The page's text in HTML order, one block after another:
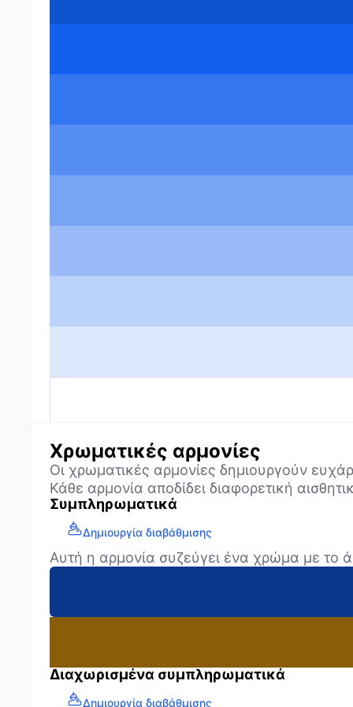
Χρωματικές αρμονίες
Οι χρωματικές αρμονίες δημιουργούν
Κάθε αρμονία αποδίδει διαφορετική
Συμπληρωματικά
Δημιουργία διαβάθμισης
Αυτή η αρμονία συζεύγει ένα χρώμα με το
Διαχωρισμένα συμπληρωματικά
Δημιουργία διαβάθμισης